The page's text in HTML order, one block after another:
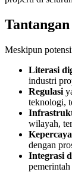
Meskipun
Literasi
industri
Regulasi
teknologi,
wilayah,
dengan
Integrasi